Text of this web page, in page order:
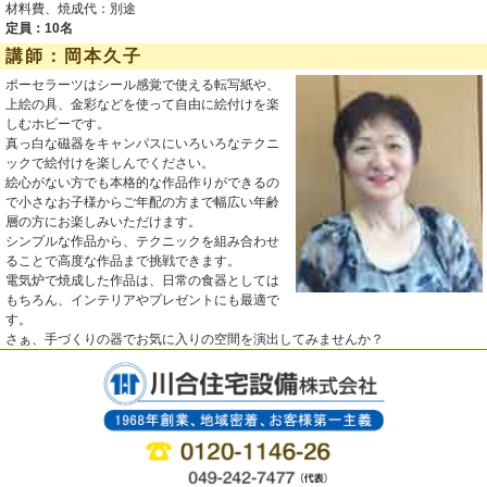
材料費、焼成代：別途
定員：10名
講師：岡本久子
ポーセラーツはシール感覚で使える転写紙や、
上絵の具、金彩などを使って自由に絵付けを楽
しむホビーです。
真っ白な磁器をキャンパスにいろいろなテクニ
ックで絵付けを楽しんでください。
絵心がない方でも本格的な作品作りができるの
で小さなお子様からご年配の方まで幅広い年齢
層の方にお楽しみいただけます。
シンプルな作品から、テクニックを組み合わせ
ることで高度な作品まで挑戦できます。
電気炉で焼成した作品は、日常の食器としては
もちろん、インテリアやプレゼントにも最適で
す。
さぁ、手づくりの器でお気に入りの空間を演出してみませんか？